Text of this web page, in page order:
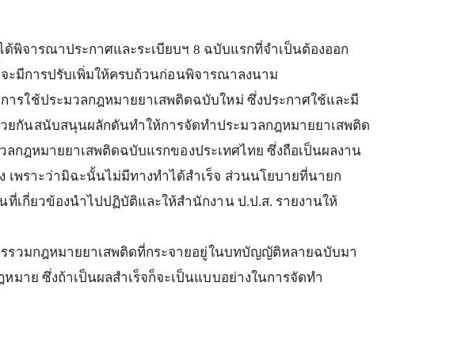
พิจารณาประกาศและระเบียบฯ 8 ฉบับแรกที่จำเป็นต้องออก
ะมีการปรับเพิ่มให้ครบถ้วนก่อนพิจารณาลงนาม
ารใช้ประมวลกฎหมายยาเสพติดฉบับใหม่ ซึ่งประกาศใช้และมี
กันสนับสนุนผลักดันทำให้การจัดทำประมวลกฎหมายยาเสพติด
ลกฎหมายยาเสพติดฉบับแรกของประเทศไทย ซึ่งถือเป็นผลงาน
เพราะว่ามิฉะนั้นไม่มีทางทำได้สำเร็จ ส่วนนโยบายที่นายก
ที่เกี่ยวข้องนำไปปฏิบัติและให้สำนักงาน ป.ป.ส. รายงานให้
รวมกฎหมายยาเสพติดที่กระจายอยู่ในบทบัญญัติหลายฉบับมา
หมาย ซึ่งถ้าเป็นผลสำเร็จก็จะเป็นแบบอย่างในการจัดทำ